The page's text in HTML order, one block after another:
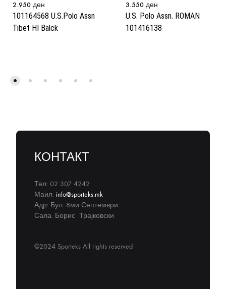
101164568 U.S.Polo Assn
Tibet HI Balck
2.950 ден
U.S. Polo Assn. ROMAN
101416138
3.550 ден
КОНТАКТ
Тел: 02 307 4242
Маил: info@sporteks.mk
Адр: Бул. 8ми Септември
Сала: Борис Трајковски
©2024 Sporteks All rights reserved